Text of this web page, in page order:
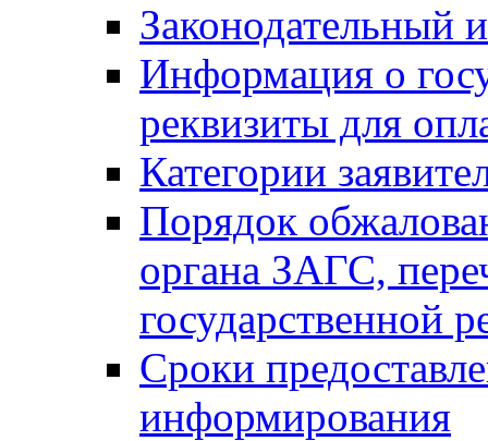
Законодательный
Информация о
реквизиты для
Категории
Порядок
органа ЗАГС,
государственной
Сроки
информирования